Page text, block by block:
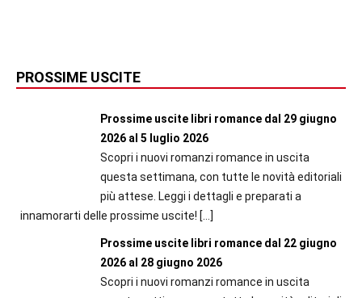
PROSSIME USCITE
Prossime uscite libri romance dal 29 giugno
2026 al 5 luglio 2026
Scopri i nuovi romanzi romance in uscita
questa settimana, con tutte le novità editoriali
più attese. Leggi i dettagli e preparati a
innamorarti delle prossime uscite! […]
Prossime uscite libri romance dal 22 giugno
2026 al 28 giugno 2026
Scopri i nuovi romanzi romance in uscita